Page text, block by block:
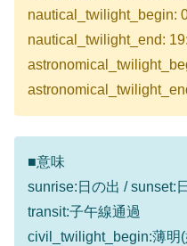
nautical_twilight_begin:
nautical_twilight_end:
■意味
sunrise:日の出 / sunset:
transit:子午線通過
civil_twilight_begin:薄明